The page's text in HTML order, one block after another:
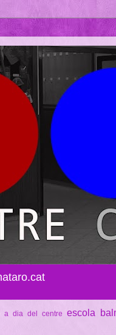
a dia del centre escola